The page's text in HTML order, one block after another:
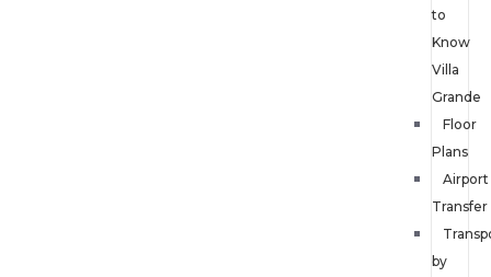
to
Know
Villa
Grande
Floor
Plans
Airport
Transfer
by